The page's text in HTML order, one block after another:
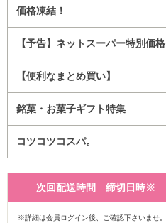
価格凍結！
【予告】ネットスーパー特別価格
【便利なまとめ買い】
銘菓・お菓子ギフト特集
コツコツコスパ。
次回配送時間 締切日時※
※詳細は会員ログイン後、ご確認下さいませ。